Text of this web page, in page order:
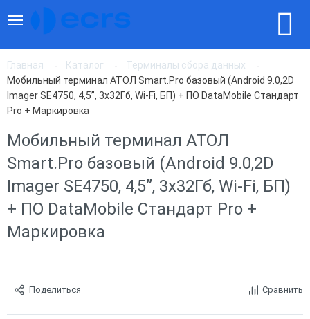
Главная Каталог
Терминалы сбора данных
Мобильный терминал АТОЛ Smart.Pro базовый (Android 9.0,2D
Imager SE4750, 4,5”, 3х32Гб, Wi-Fi, БП) + ПО DataMobile Стандарт
Pro + Маркировка
Мобильный терминал АТОЛ
Smart.Pro базовый (Android 9.0,2D
Imager SE4750, 4,5”, 3х32Гб, Wi-Fi, БП)
+ ПО DataMobile Стандарт Pro +
Маркировка
Поделиться Сравнить